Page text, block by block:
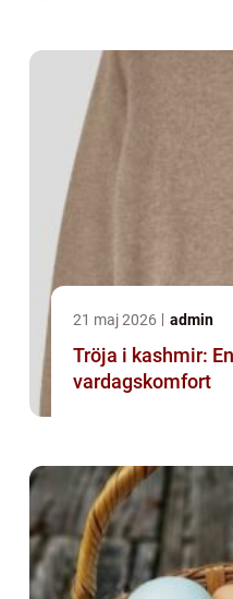
21 maj 2026 admin
Tröja i kashmir:
vardagskomfort